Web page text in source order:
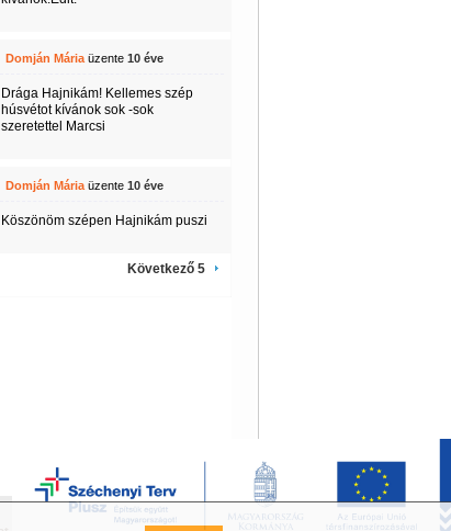
Domján Máriaüzente 10 éve
Drága Hajnikám! Kellemes szép
húsvétot kívánok sok -sok
szeretettel Marcsi
Domján Máriaüzente 10 éve
Köszönöm szépen Hajnikám puszi
Következő 5